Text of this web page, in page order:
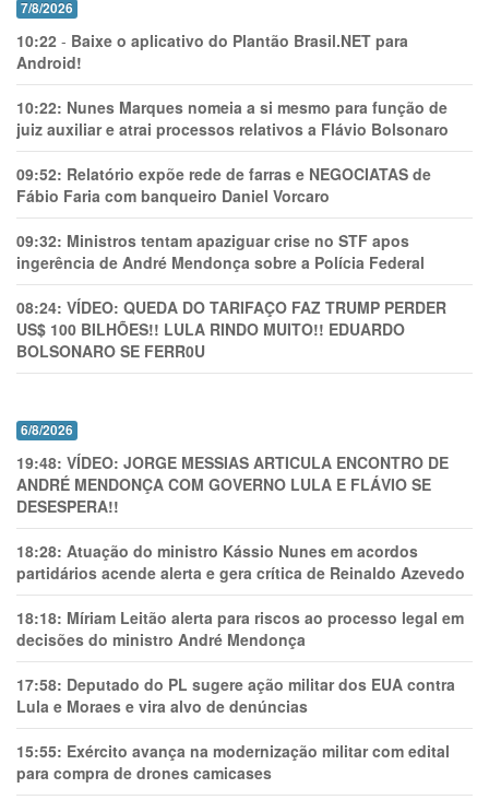
7/8/2026
10:22 - Baixe o aplicativo do Plantão Brasil.NET para
Android!
10:22: Nunes Marques nomeia a si mesmo para função de
juiz auxiliar e atrai processos relativos a Flávio Bolsonaro
09:52: Relatório expõe rede de farras e NEGOCIATAS de
Fábio Faria com banqueiro Daniel Vorcaro
09:32: Ministros tentam apaziguar crise no STF apos
ingerência de André Mendonça sobre a Polícia Federal
08:24: VÍDEO: QUEDA DO TARIFAÇO FAZ TRUMP PERDER
US$ 100 BILHÕES!! LULA RINDO MUITO!! EDUARDO
BOLSONARO SE FERR0U
6/8/2026
19:48: VÍDEO: JORGE MESSIAS ARTICULA ENCONTRO DE
ANDRÉ MENDONÇA COM GOVERNO LULA E FLÁVIO SE
DESESPERA!!
18:28: Atuação do ministro Kássio Nunes em acordos
partidários acende alerta e gera crítica de Reinaldo Azevedo
18:18: Míriam Leitão alerta para riscos ao processo legal em
decisões do ministro André Mendonça
17:58: Deputado do PL sugere ação militar dos EUA contra
Lula e Moraes e vira alvo de denúncias
15:55: Exército avança na modernização militar com edital
para compra de drones camicases